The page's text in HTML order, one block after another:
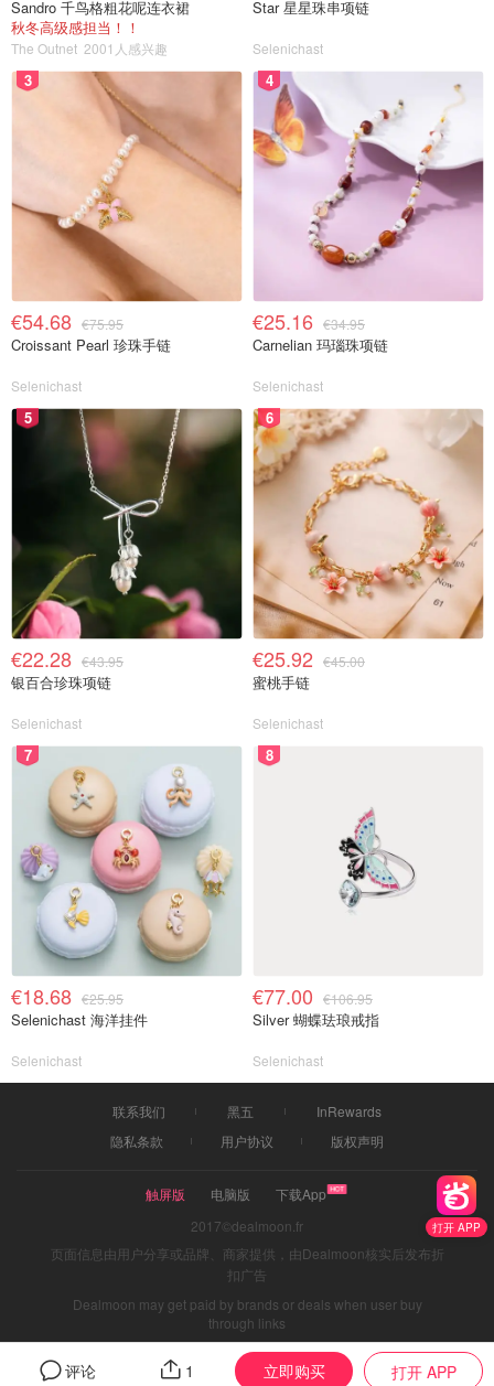
打开 APP
评论 1 立即购买 打开 APP
Sandro 千鸟格粗花呢连衣裙
秋冬高级感担当！！
The Outnet 2001人感兴趣
Star 星星珠串项链
Selenichast
3
€54.68 €75.95
Croissant Pearl 珍珠手链
Selenichast
4
€25.16 €34.95
Carnelian 玛瑙珠项链
Selenichast
5
€22.28 €43.95
银百合珍珠项链
Selenichast
6
€25.92 €45.00
蜜桃手链
Selenichast
7
€18.68 €25.95
Selenichast 海洋挂件
Selenichast
8
€77.00 €106.95
Silver 蝴蝶珐琅戒指
Selenichast
联系我们 黑五
InRewards
隐私条款
用户协议 版权声明
触屏版 电脑版
下载App
2017©dealmoon.fr
页面信息由用户分享或品牌、商家提供，由Dealmoon核实后发布折
扣广告
Dealmoon may get paid by brands or deals when user buy
through links